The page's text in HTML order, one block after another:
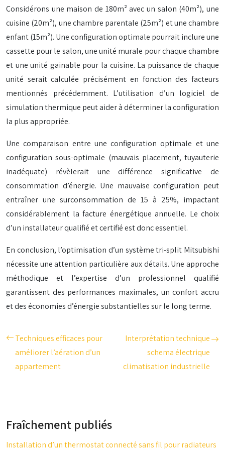
Considérons une maison de 180m² avec un salon (40m²), une
cuisine (20m²), une chambre parentale (25m²) et une chambre
enfant (15m²). Une configuration optimale pourrait inclure une
cassette pour le salon, une unité murale pour chaque chambre
et une unité gainable pour la cuisine. La puissance de chaque
unité serait calculée précisément en fonction des facteurs
mentionnés précédemment. L’utilisation d’un logiciel de
simulation thermique peut aider à déterminer la configuration
la plus appropriée.
Une comparaison entre une configuration optimale et une
configuration sous-optimale (mauvais placement, tuyauterie
inadéquate) révèlerait une différence significative de
consommation d’énergie. Une mauvaise configuration peut
entraîner une surconsommation de 15 à 25%, impactant
considérablement la facture énergétique annuelle. Le choix
d’un installateur qualifié et certifié est donc essentiel.
En conclusion, l’optimisation d’un système tri-split Mitsubishi
nécessite une attention particulière aux détails. Une approche
méthodique et l’expertise d’un professionnel qualifié
garantissent des performances maximales, un confort accru
et des économies d’énergie substantielles sur le long terme.
Techniques efficaces pour
améliorer l’aération d’un
appartement
Interprétation technique
schema électrique
climatisation industrielle
Fraîchement publiés
Installation d’un thermostat connecté sans fil pour radiateurs